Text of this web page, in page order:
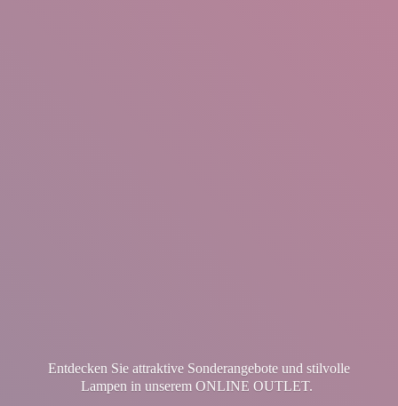
Entdecken Sie attraktive Sonderangebote und stilvolle
Lampen in unserem ONLINE OUTLET.